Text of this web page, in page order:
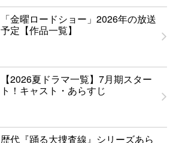
「金曜ロードショー」2026年の放送
予定【作品一覧】
【2026夏ドラマ一覧】7月期スター
ト！キャスト・あらすじ
歴代『踊る大捜査線』シリーズあら